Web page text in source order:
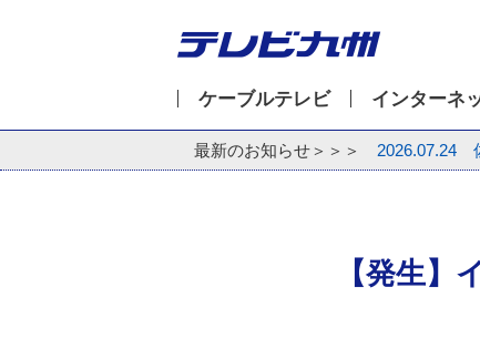
ケーブルテレビ インターネ
最新のお知らせ＞＞＞ 2026.07.24
【発生】